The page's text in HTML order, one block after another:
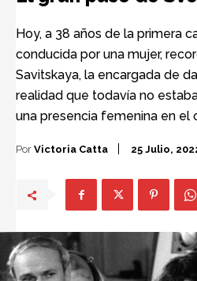
Hoy, a 38 años de la primera
conducida por una mujer,
Savitskaya, la encargada de
realidad que todavía no
una presencia femenina en el
Por Victoria Catta 25 Julio,